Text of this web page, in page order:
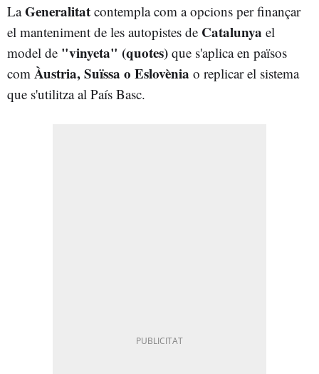
LaGeneralitat contempla com a opcions per finançar
el manteniment de les autopistes de Catalunya el
model de "vinyeta" (quotes) que s'aplica en països
com Àustria, Suïssa o Eslovènia o replicar el sistema
que s'utilitza al País Basc.